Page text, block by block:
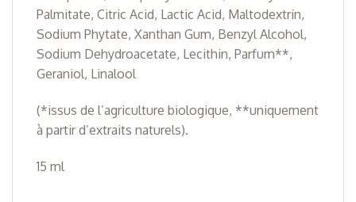
Palmitate, Citric Acid, Lactic Acid, Maltodextrin,
Sodium Phytate, Xanthan Gum, Benzyl Alcohol,
Sodium Dehydroacetate, Lecithin, Parfum**,
Geraniol, Linalool
(*issus de l’agriculture biologique, **uniquement
à partir d’extraits naturels).
15 ml